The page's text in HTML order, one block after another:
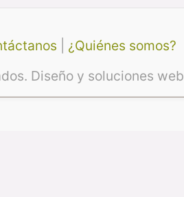
¿Quiénes somos?
Diseño y soluciones web